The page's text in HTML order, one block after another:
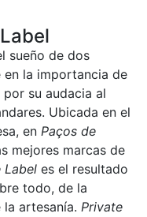
sueño de dos
en la importancia de
su audacia al
Ubicada en el
en Paços de
mejores marcas de
Label es el resultado
todo, de la
artesanía. Private